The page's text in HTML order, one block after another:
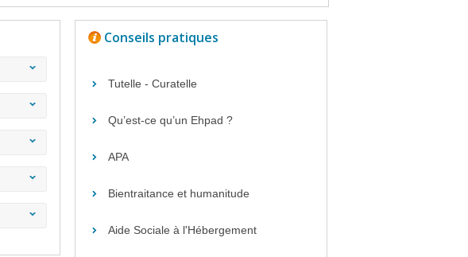
Conseils pratiques
Tutelle - Curatelle
Qu’est-ce qu’un Ehpad ?
APA
Bientraitance et humanitude
Aide Sociale à l'Hébergement